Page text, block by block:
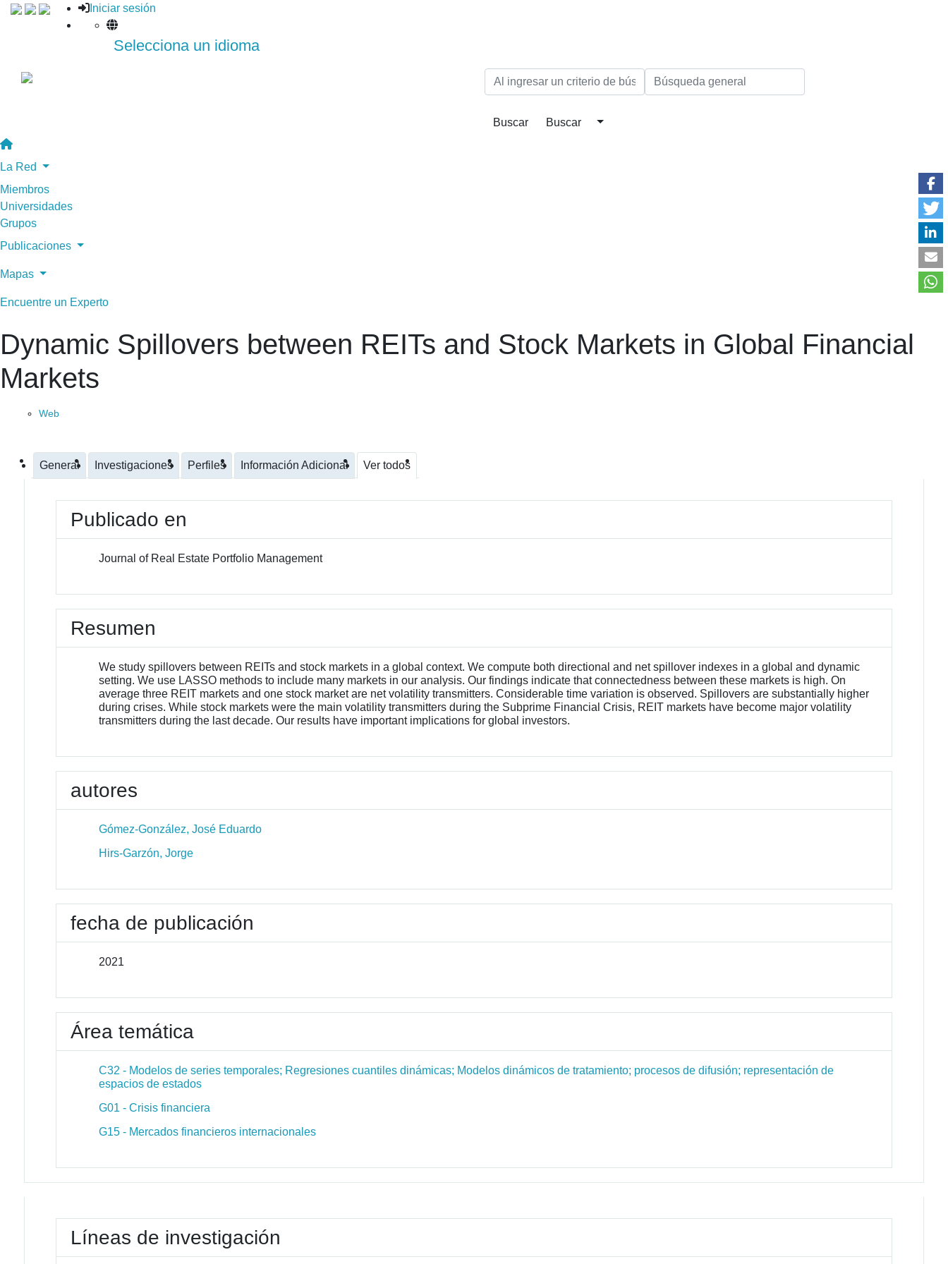
Iniciar sesión
Selecciona un idioma
La Red
Miembros
Universidades
Grupos
Publicaciones
Mapas
Encuentre un Experto
Dynamic Spillovers between REITs and Stock Markets in Global Financial
Markets
Web
General Investigaciones Perfiles Información Adicional Ver todos
Publicado en
Journal of Real Estate Portfolio Management
Resumen
We study spillovers between REITs and stock markets in a global context. We compute both directional and net spillover indexes in a global and dynamic
setting. We use LASSO methods to include many markets in our analysis. Our findings indicate that connectedness between these markets is high. On
average three REIT markets and one stock market are net volatility transmitters. Considerable time variation is observed. Spillovers are substantially higher
during crises. While stock markets were the main volatility transmitters during the Subprime Financial Crisis, REIT markets have become major volatility
transmitters during the last decade. Our results have important implications for global investors.
autores
Gómez-González, José Eduardo
Hirs-Garzón, Jorge
fecha de publicación
2021
Área temática
C32 - Modelos de series temporales; Regresiones cuantiles dinámicas; Modelos dinámicos de tratamiento; procesos de difusión; representación de
espacios de estados
G01 - Crisis financiera
G15 - Mercados financieros internacionales
Líneas de investigación